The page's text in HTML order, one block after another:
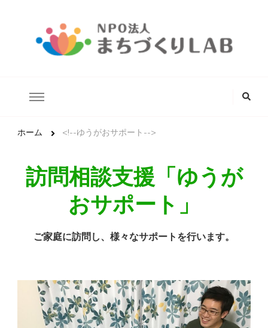
探
す
か
?
ホーム <!--ゆうがおサポート-->
訪問相談支援「ゆうが
おサポート」
​ご家庭に訪問し、様々なサポートを行います。